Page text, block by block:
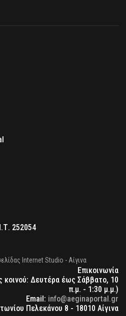
252054
Internet Studio - Αίγινα
Επικοινωνία
κοινού: Δευτέρα έως Σάββατο, 10
π.μ. - 1:30 μ.μ.)
Email: info@aeginaportal.gr
Πελεκάνου 8 - 18010 Αίγινα